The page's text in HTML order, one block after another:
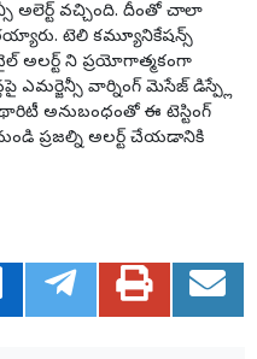
అలెర్ట్ వచ్చింది. దీంతో చాలా
టెలి కమ్యూనికేషన్స్
అలర్ట్ ని ప్రయోగాత్మకంగా
ఎమర్జెన్సీ వార్నింగ్ మెసేజ్ డిస్ప్లే
అనుబంధంతో ఈ టెస్టింగ్
ప్రజల్ని అలర్ట్ చేయడానికి